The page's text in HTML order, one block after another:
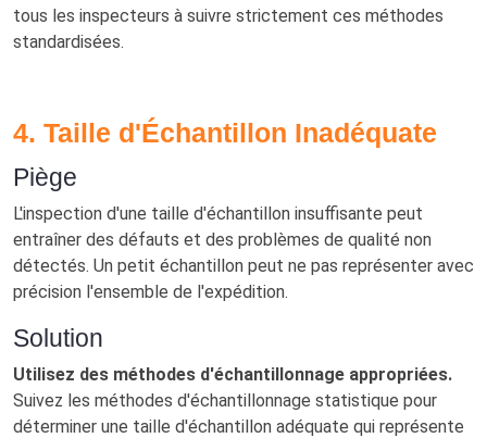
tous les inspecteurs à suivre strictement ces méthodes
standardisées.
4. Taille d'Échantillon Inadéquate
Piège
L'inspection d'une taille d'échantillon insuffisante peut
entraîner des défauts et des problèmes de qualité non
détectés. Un petit échantillon peut ne pas représenter avec
précision l'ensemble de l'expédition.
Solution
Utilisez des méthodes d'échantillonnage appropriées.
Suivez les méthodes d'échantillonnage statistique pour
déterminer une taille d'échantillon adéquate qui représente